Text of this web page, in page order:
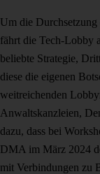
Um die
fährt die Tech-Lobby
beliebte Strategie,
diese die eigenen
weitreichenden
Anwaltskanzleien,
dazu, dass bei
DMA im März 2024
mit Verbindungen zu